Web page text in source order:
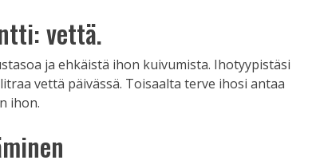
vettä.
ja ehkäistä ihon kuivumista. Ihotyypistäsi
vettä päivässä. Toisaalta terve ihosi antaa
ihon.